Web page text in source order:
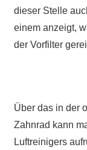
dieser Stelle
einem anzeigt,
der Vorfilter
Über das in der
Zahnrad kann
Luftreinigers